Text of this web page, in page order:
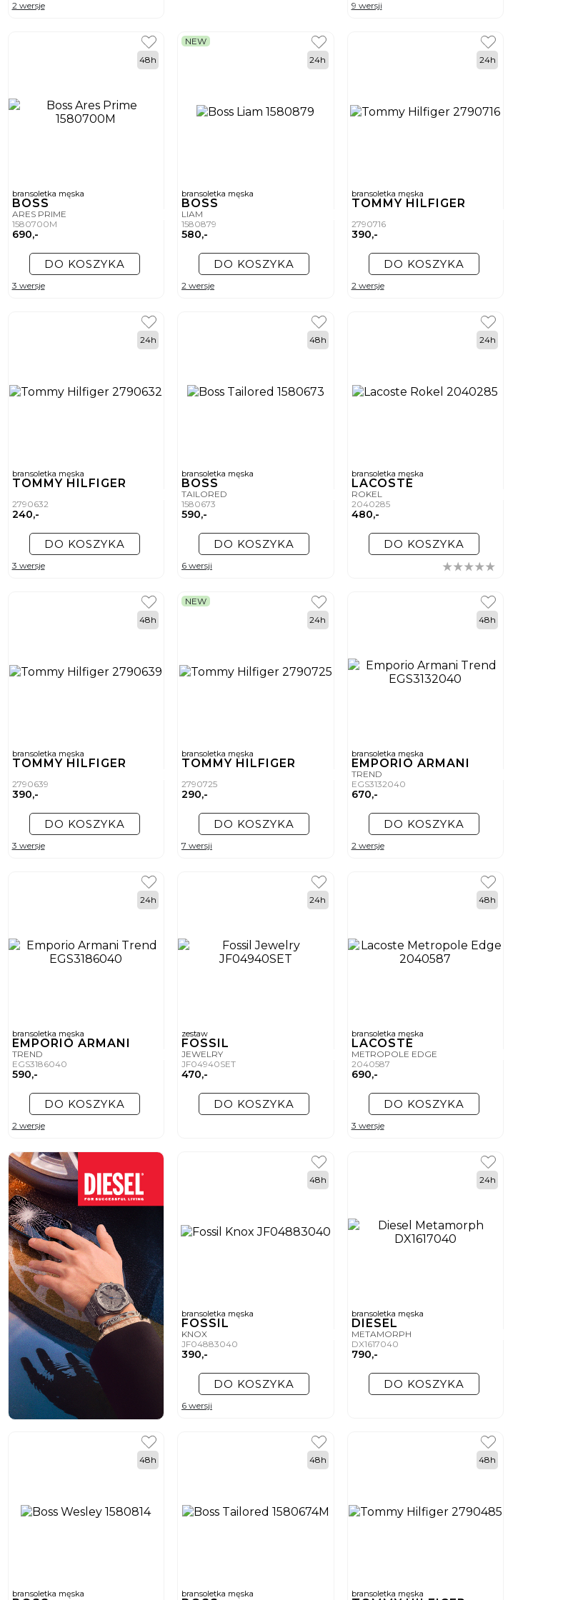
2 wersje 9 wersji
bransoletka męska
BOSS
ARES PRIME
1580700M
690,-
48h
DO KOSZYKA
3 wersje
bransoletka męska
BOSS
LIAM
1580879
580,-
NEW
24h
DO KOSZYKA
2 wersje
bransoletka męska
TOMMY HILFIGER
2790716
390,-
24h
DO KOSZYKA
2 wersje
bransoletka męska
TOMMY HILFIGER
2790632
240,-
24h
DO KOSZYKA
3 wersje
bransoletka męska
BOSS
TAILORED
1580673
590,-
48h
DO KOSZYKA
6 wersji
bransoletka męska
LACOSTE
ROKEL
2040285
480,-
24h
DO KOSZYKA
bransoletka męska
TOMMY HILFIGER
2790639
390,-
48h
DO KOSZYKA
3 wersje
bransoletka męska
TOMMY HILFIGER
2790725
290,-
NEW
24h
DO KOSZYKA
7 wersji
bransoletka męska
EMPORIO ARMANI
TREND
EGS3132040
670,-
48h
DO KOSZYKA
2 wersje
bransoletka męska
EMPORIO ARMANI
TREND
EGS3186040
590,-
24h
DO KOSZYKA
2 wersje
zestaw
FOSSIL
JEWELRY
JF04940SET
470,-
24h
DO KOSZYKA
bransoletka męska
LACOSTE
METROPOLE EDGE
2040587
690,-
48h
DO KOSZYKA
3 wersje
bransoletka męska
FOSSIL
KNOX
JF04883040
390,-
48h
DO KOSZYKA
6 wersji
bransoletka męska
DIESEL
METAMORPH
DX1617040
790,-
24h
DO KOSZYKA
bransoletka męska
48h
bransoletka męska
48h
bransoletka męska
48h